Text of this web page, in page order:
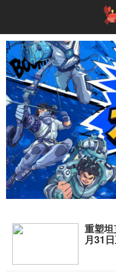
高能开局！英
重塑
月31